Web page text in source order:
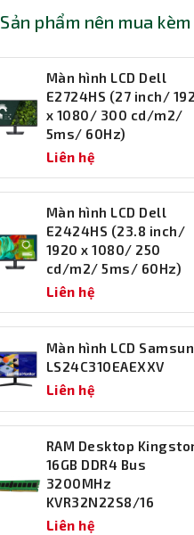
Sản phẩm nên mua kèm
Màn hình LCD Dell
E2724HS (27 inch/
x 1080/ 300 cd/m2/
5ms/ 60Hz)
Liên hệ
Màn hình LCD Dell
E2424HS (23.8 inch/
1920 x 1080/ 250
cd/m2/ 5ms/ 60Hz)
Liên hệ
Màn hình LCD
LS24C310EAEXXV
Liên hệ
RAM Desktop
16GB DDR4 Bus
3200MHz
KVR32N22S8/16
Liên hệ